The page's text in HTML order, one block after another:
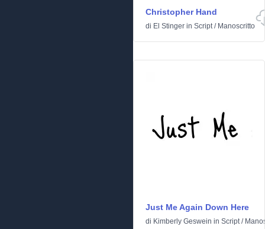
Christopher Hand
di El Stinger in Script/ Manoscritto
Just Me Again Down Here
di Kimberly Geswein in Script/